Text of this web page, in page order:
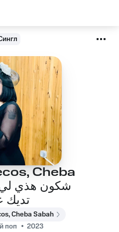
Cheba
تديك
Cheba Sabah
поп
2023